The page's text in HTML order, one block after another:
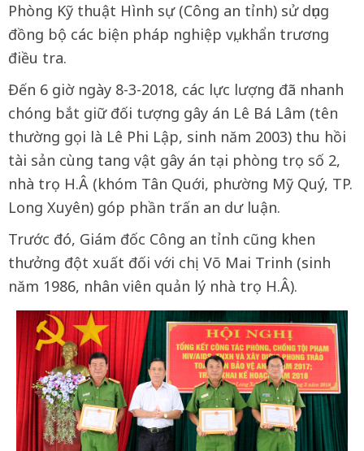
Phòng Kỹ thuật Hình sự (Công an tỉnh) sử dụng
đồng bộ các biện pháp nghiệp vụ, khẩn trương
điều tra.
Đến 6 giờ ngày 8-3-2018, các lực lượng đã nhanh
chóng bắt giữ đối tượng gây án Lê Bá Lâm (tên
thường gọi là Lê Phi Lập, sinh năm 2003) thu hồi
tài sản cùng tang vật gây án tại phòng trọ số 2,
nhà trọ H.Â (khóm Tân Quới, phường Mỹ Quý, TP.
Long Xuyên) góp phần trấn an dư luận.
Trước đó, Giám đốc Công an tỉnh cũng khen
thưởng đột xuất đối với chị Võ Mai Trinh (sinh
năm 1986, nhân viên quản lý nhà trọ H.Â).